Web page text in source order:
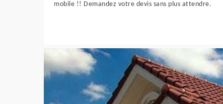
mobile !! Demandez votre devis sans plus attendre.